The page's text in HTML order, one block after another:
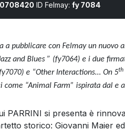
ID Felmay: fy 7084
a pubblicare con Felmay un
and Blues ” (fy7064) e i due
e “Other Interactions... On 5th
come “Animal Farm” ispirata dal e
PARRINI si presenta è
storico: Giovanni Maier